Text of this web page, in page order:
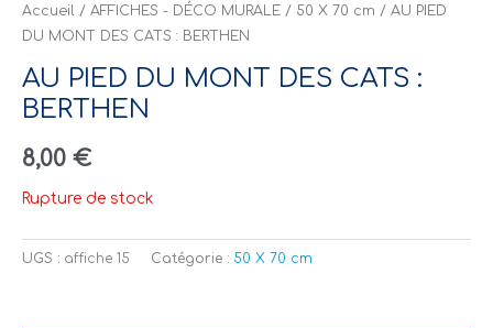
Accueil / AFFICHES - DÉCO MURALE / 50 X 70 cm / AU PIED
DU MONT DES CATS : BERTHEN
AU PIED DU MONT DES CATS :
BERTHEN
8,00 €
Rupture de stock
UGS : affiche 15 Catégorie : 50 X 70 cm